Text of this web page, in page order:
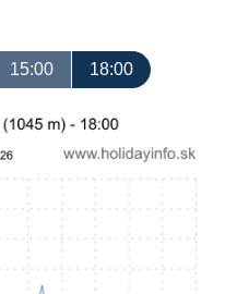
15:00 18:00